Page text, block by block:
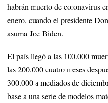
habrán muerto de coronavirus
enero, cuando el presidente
asuma Joe Biden.
El país llegó a las 100.000
las 200.000 cuatro meses
300.000 a mediados de
base a una serie de modelos